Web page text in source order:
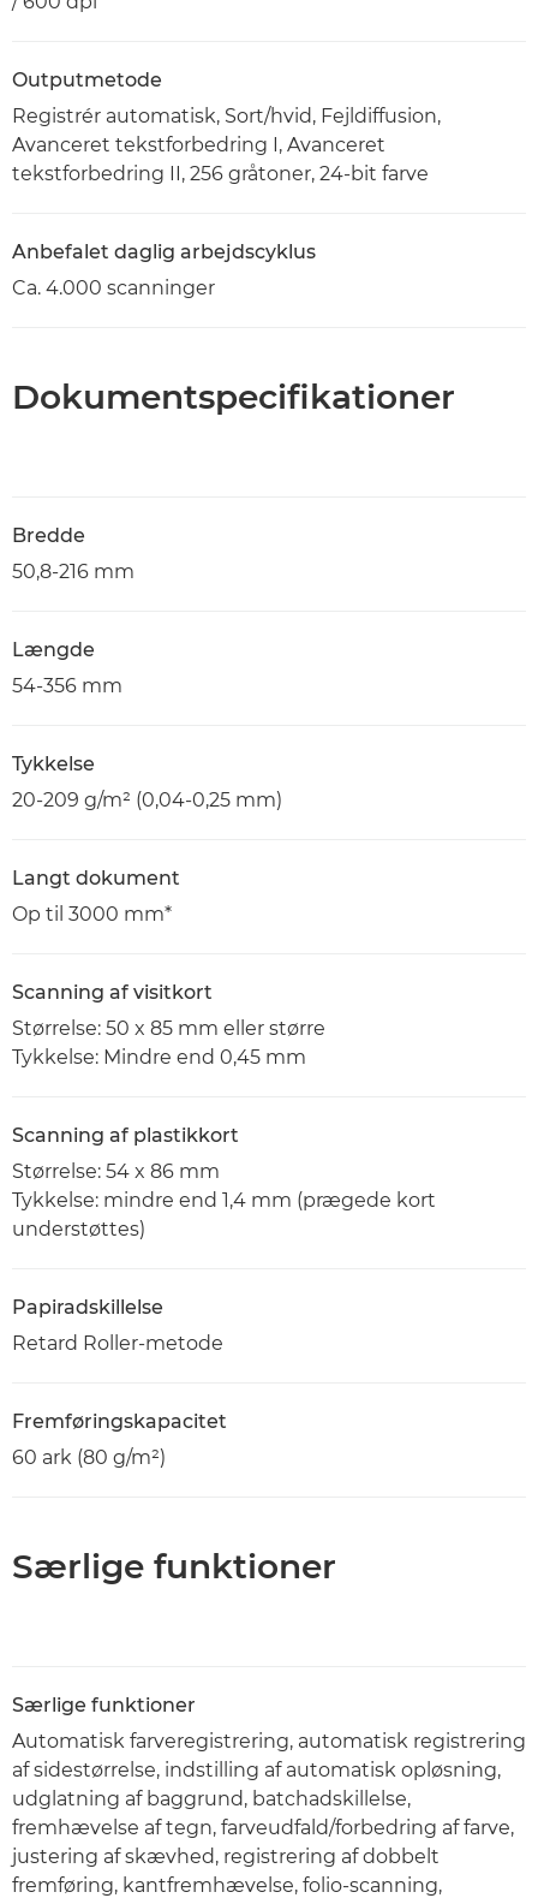
Outputmetode
Registrér automatisk, Sort/hvid, Fejldiffusion,
Avanceret tekstforbedring I, Avanceret
tekstforbedring II, 256 gråtoner, 24-bit farve
Anbefalet daglig arbejdscyklus
Ca. 4.000 scanninger
Dokumentspecifikationer
Bredde
50,8-216 mm
Længde
54-356 mm
Tykkelse
20-209 g/m² (0,04-0,25 mm)
Langt dokument
Op til 3000 mm*
Scanning af visitkort
Størrelse: 50 x 85 mm eller større
Tykkelse: Mindre end 0,45 mm
Scanning af plastikkort
Størrelse: 54 x 86 mm
Tykkelse: mindre end 1,4 mm (prægede kort
understøttes)
Papiradskillelse
Retard Roller-metode
Fremføringskapacitet
60 ark (80 g/m²)
Særlige funktioner
Særlige funktioner
Automatisk farveregistrering, automatisk registrering
af sidestørrelse, indstilling af automatisk opløsning,
udglatning af baggrund, batchadskillelse,
fremhævelse af tegn, farveudfald/forbedring af farve,
justering af skævhed, registrering af dobbelt
fremføring, kantfremhævelse, folio-scanning,